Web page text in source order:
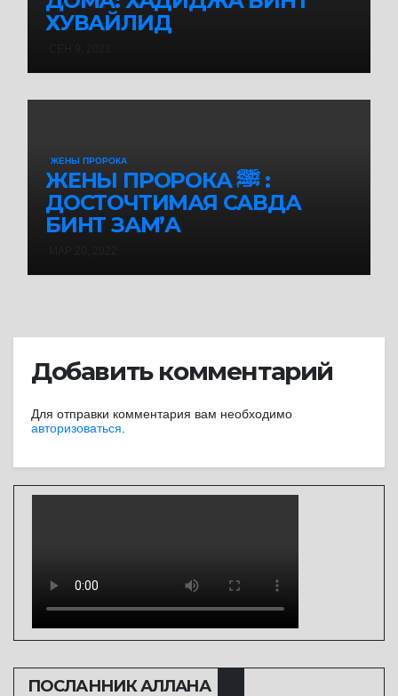
ХУВАЙЛИД
ЖЕНЫ ПРОРОКА
ЖЕНЫ ПРОРОКА ﷺ :
ДОСТОЧТИМАЯ САВДА
БИНТ ЗАМ’А
Добавить комментарий
Для отправки комментария вам необходимо
авторизоваться
ПОСЛАННИК АЛЛАHА